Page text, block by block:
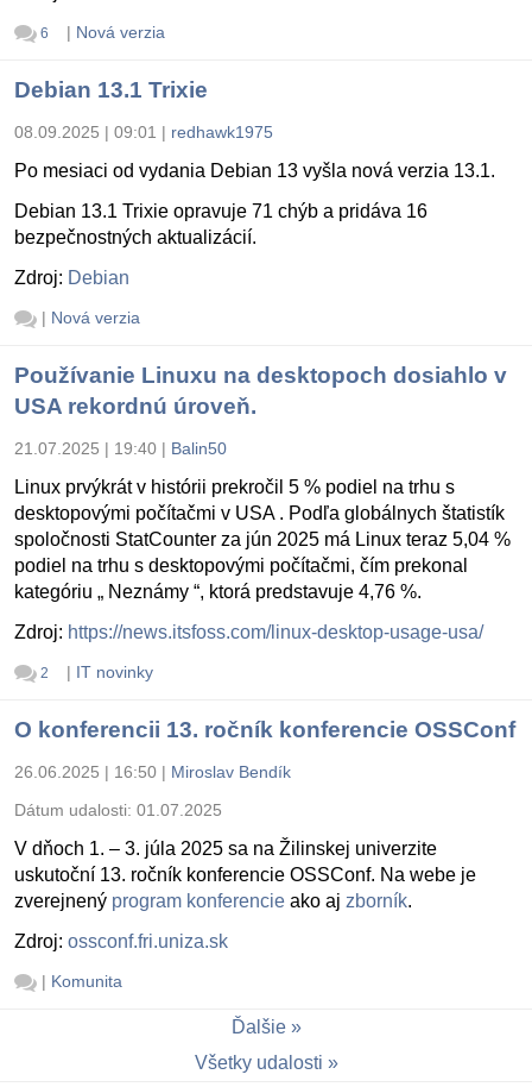
6 | Nová verzia
Debian 13.1 Trixie
08.09.2025 | 09:01 | redhawk1975
Po mesiaci od vydania Debian 13 vyšla nová verzia 13.1.
Debian 13.1 Trixie opravuje 71 chýb a pridáva 16
bezpečnostných aktualizácií.
Zdroj: Debian
| Nová verzia
Používanie Linuxu na desktopoch dosiahlo v
USA rekordnú úroveň.
21.07.2025 | 19:40 | Balin50
Linux prvýkrát v histórii prekročil 5 % podiel na trhu s
desktopovými počítačmi v USA . Podľa globálnych štatistík
spoločnosti StatCounter za jún 2025 má Linux teraz 5,04 %
podiel na trhu s desktopovými počítačmi, čím prekonal
kategóriu „ Neznámy “, ktorá predstavuje 4,76 %.
Zdroj: https://news.itsfoss.com/linux-desktop-usage-usa/
2 | IT novinky
O konferencii 13. ročník konferencie OSSConf
26.06.2025 | 16:50 | Miroslav Bendík
Dátum udalosti: 01.07.2025
V dňoch 1. – 3. júla 2025 sa na Žilinskej univerzite
uskutoční 13. ročník konferencie OSSConf. Na webe je
zverejnený program konferencie ako aj zborník.
Zdroj: ossconf.fri.uniza.sk
| Komunita
Ďalšie
Všetky udalosti